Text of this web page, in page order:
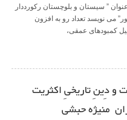
” سیستان و بلوچستان رکورددار
می نویسد تعداد رو به افزون
کمبودهای عمقی،
و دِینِ تاریخیِ اکثریت
منیژه حبشی